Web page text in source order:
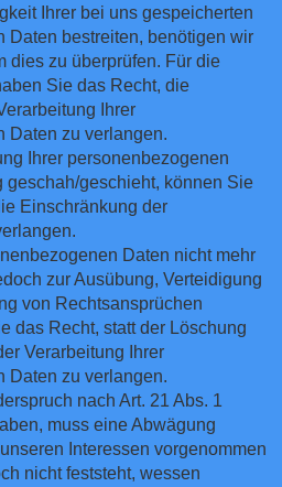
Ihrer bei uns gespeicherten
Daten bestreiten, benötigen wir
dies zu überprüfen. Für die
Sie das Recht, die
Ihrer
Daten zu verlangen.
Ihrer personenbezogenen
geschah/geschieht, können Sie
Einschränkung der
Daten nicht mehr
zur Ausübung, Verteidigung
von Rechtsansprüchen
das Recht, statt der Löschung
Verarbeitung Ihrer
Daten zu verlangen.
nach Art. 21 Abs. 1
muss eine Abwägung
Interessen vorgenommen
nicht feststeht, wessen